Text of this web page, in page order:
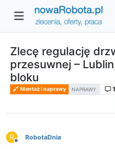
Zlecę regulację
przesuwnej –
bloku
Montaż i naprawy NAPRAWY 1
R
Niedostępny
RobotaDnia